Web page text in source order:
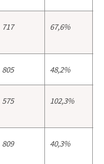
717 67,6%
805 48,2%
575 102,3%
809 40,3%